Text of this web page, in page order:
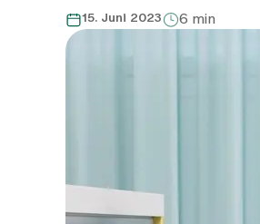
15. Juni 2023 6 min